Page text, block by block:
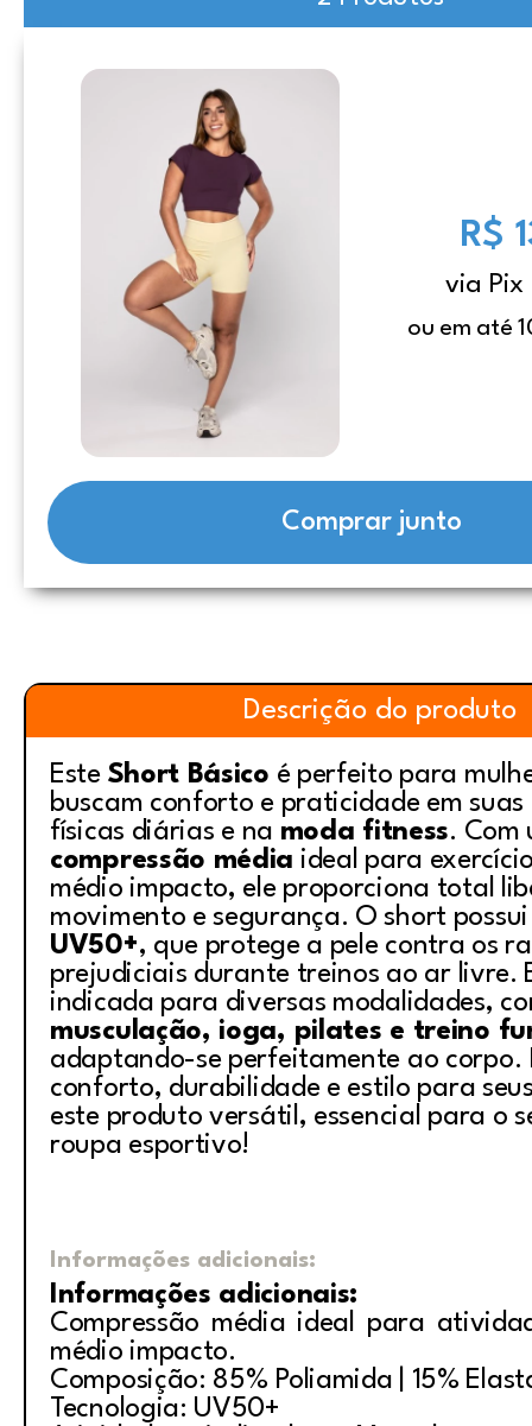
R$
via Pix
ou em até
Comprar junto
Descrição do produto
Este Short Básico é perfeito para
buscam conforto e praticidade em
físicas diárias e na moda fitness. Com
compressão média ideal para
médio impacto, ele proporciona total
movimento e segurança. O short
UV50+, que protege a pele contra os
prejudiciais durante treinos ao ar livre.
indicada para diversas modalidades,
musculação, ioga, pilates e treino
adaptando-se perfeitamente ao corpo.
conforto, durabilidade e estilo para
este produto versátil, essencial para o
roupa esportivo!
Informações adicionais:
Informações adicionais:
Compressão média ideal para
médio impacto.
Composição: 85% Poliamida | 15%
Tecnologia: UV50+